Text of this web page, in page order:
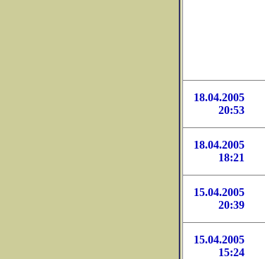
18.04.2005
20:53
18.04.2005
18:21
15.04.2005
20:39
15.04.2005
15:24